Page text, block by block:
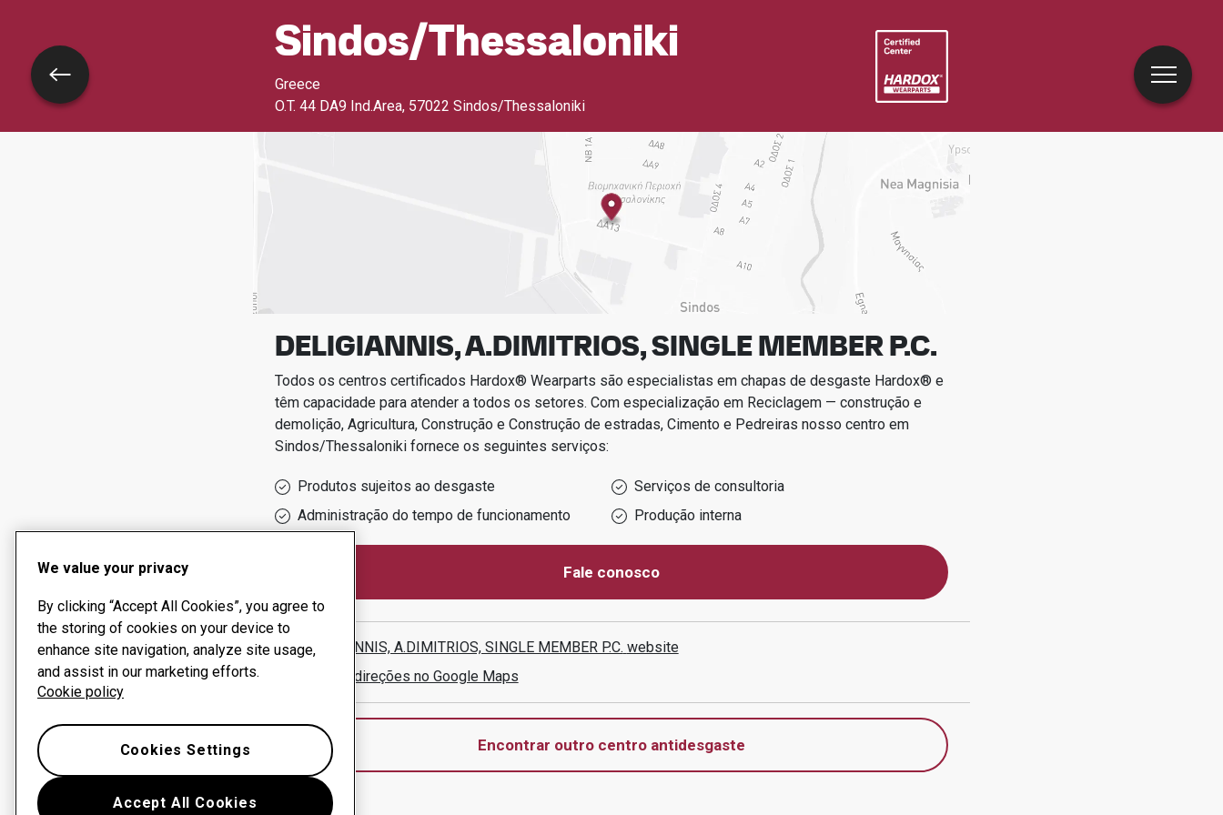
Sindos/thessaloniki
Greece
O.T. 44 DA9 Ind.Area, 57022 Sindos/Thessaloniki
DELIGIANNIS, A.DIMITRIOS, SINGLE MEMBER P.C.
Todos os centros certificados Hardox® Wearparts são especialistas em chapas de desgaste Hardox® e
têm capacidade para atender a todos os setores. Com especialização em Reciclagem — construção e
demolição, Agricultura, Construção e Construção de estradas, Cimento e Pedreiras nosso centro em
Sindos/thessalonikifornece os seguintes serviços:
Produtos sujeitos ao desgaste
Serviços de consultoria
Administração do tempo de funcionamento
Produção interna
Fale conosco
DELIGIANNIS, A.DIMITRIOS, SINGLE MEMBER P.C. website
Mostrar direções no Google Maps
Encontrar outro centro antidesgaste
Voltar
We value your privacy
By clicking “Accept All Cookies”, you agree to
the storing of cookies on your device to
enhance site navigation, analyze site usage,
and assist in our marketing efforts.
Cookie policy
Accept All Cookies
Cookies Settings